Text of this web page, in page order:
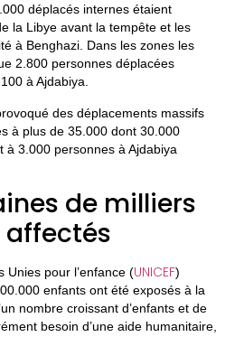
déplacés internes étaient
la Libye avant la tempête et les
à Benghazi. Dans les zones les
2.800 personnes déplacées
à Ajdabiya.
des déplacements massifs
à plus de 35.000 dont 30.000
à 3.000 personnes à Ajdabiya
de milliers
affectés
Unies pour l’enfance (UNICEF)
enfants ont été exposés à la
nombre croissant d’enfants et de
besoin d’une aide humanitaire,